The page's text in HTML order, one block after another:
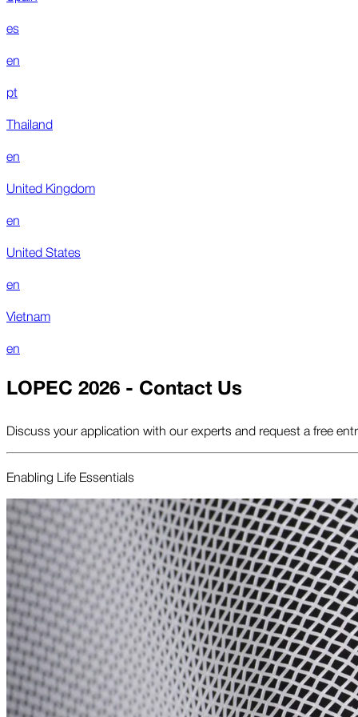
es
en
pt
Thailand
en
United Kingdom
en
United States
en
Vietnam
en
LOPEC 2026 - Contact Us
Discuss your application with our experts and request a free
Enabling Life Essentials